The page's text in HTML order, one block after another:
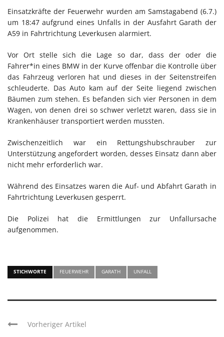
Einsatzkräfte der Feuerwehr wurden am Samstagabend (6.7.)
um 18:47 aufgrund eines Unfalls in der Ausfahrt Garath der
A59 in Fahrtrichtung Leverkusen alarmiert.
Vor Ort stelle sich die Lage so dar, dass der oder die
Fahrer*in eines BMW in der Kurve offenbar die Kontrolle über
das Fahrzeug verloren hat und dieses in der Seitenstreifen
schleuderte. Das Auto kam auf der Seite liegend zwischen
Bäumen zum stehen. Es befanden sich vier Personen in dem
Wagen, von denen drei so schwer verletzt waren, dass sie in
Krankenhäuser transportiert werden mussten.
Zwischenzeitlich war ein Rettungshubschrauber zur
Unterstützung angefordert worden, desses Einsatz dann aber
nicht mehr erforderlich war.
Während des Einsatzes waren die Auf- und Abfahrt Garath in
Fahrtrichtung Leverkusen gesperrt.
Die Polizei hat die Ermittlungen zur Unfallursache
aufgenommen.
STICHWORTE FEUERWEHR GARATH UNFALL
Vorheriger Artikel